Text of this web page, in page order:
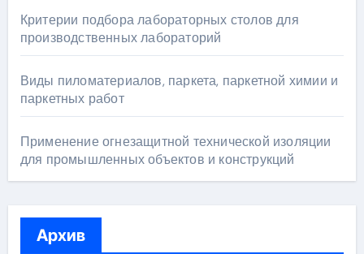
Критерии подбора лабораторных столов для
производственных лабораторий
Виды пиломатериалов, паркета, паркетной химии и
паркетных работ
Применение огнезащитной технической изоляции
для промышленных объектов и конструкций
Архив